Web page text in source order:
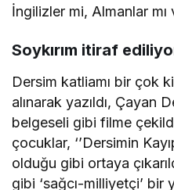
İngilizler mi, Almanlar mı
Soykırım itiraf
Dersim katliamı bir çok
alınarak yazıldı, Çayan
belgeseli gibi filme
çocuklar, ‘’Dersimin
olduğu gibi ortaya
gibi ‘sağcı-milliyetçi’ bir